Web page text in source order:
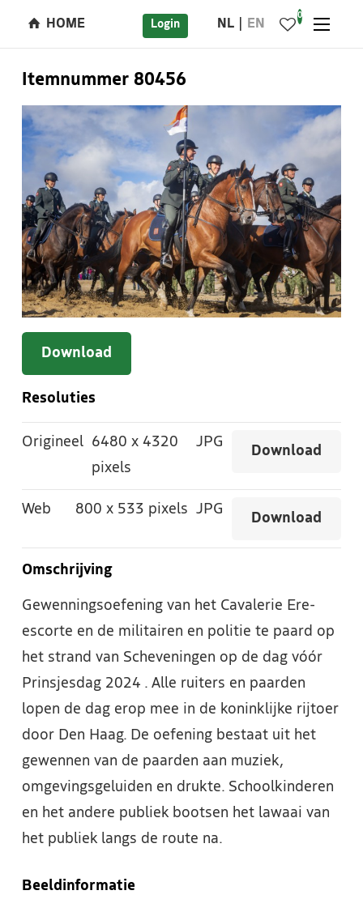
HOME Login NL EN
0
Itemnummer 80456
Download
Resoluties
Origineel 6480 x 4320
pixels
JPG
Download
Web 800 x 533 pixels JPG
Download
Omschrijving
Gewenningsoefening van het Cavalerie Ere-
escorte en de militairen en politie te paard op
het strand van Scheveningen op de dag vóór
Prinsjesdag 2024 . Alle ruiters en paarden
lopen de dag erop mee in de koninklijke rijtoer
door Den Haag. De oefening bestaat uit het
gewennen van de paarden aan muziek,
omgevingsgeluiden en drukte. Schoolkinderen
en het andere publiek bootsen het lawaai van
het publiek langs de route na.
Beeldinformatie